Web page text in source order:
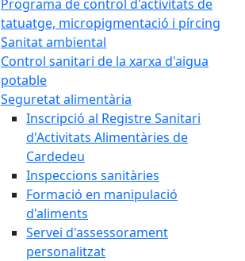
Programa de control d'activitats de
tatuatge, micropigmentació i pírcing
Sanitat ambiental
Control sanitari de la xarxa d'aigua
potable
Seguretat alimentària
Inscripció al Registre Sanitari
d'Activitats Alimentàries de
Cardedeu
Inspeccions sanitàries
Formació en manipulació
d'aliments
Servei d'assessorament
personalitzat